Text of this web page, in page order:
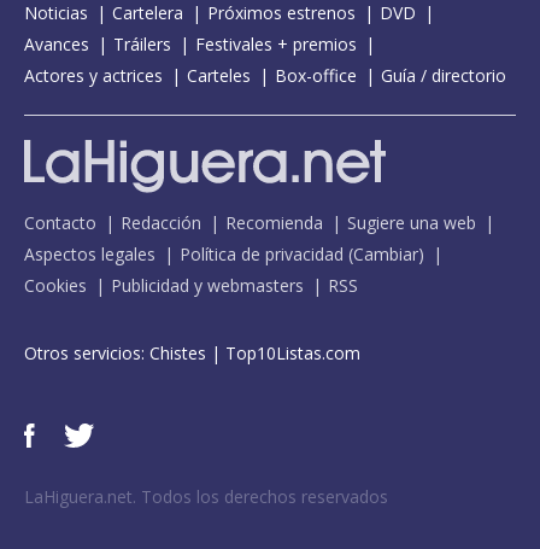
Noticias Cartelera Próximos estrenos
DVD
Avances
Tráilers
Festivales + premios
Actores y actrices
Carteles Box-office Guía / directorio
Contacto Redacción Recomienda
Sugiere una web
Aspectos legales
Política de privacidad (Cambiar)
Cookies
Publicidad y webmasters RSS
Otros servicios: Chistes | Top10Listas.com
LaHiguera.net. Todos los derechos reservados